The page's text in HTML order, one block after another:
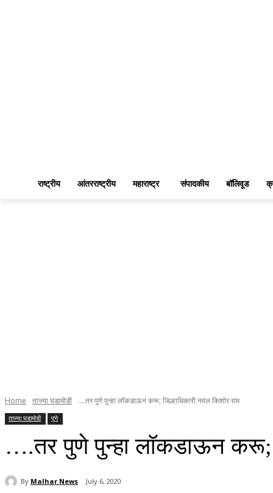
राष्ट्रीय आंतरराष्ट्रीय महाराष्ट्र संपादकीय बॉलिवूड
Home ताज्या घडामोडी ....तर पुणे पुन्हा लॉकडाऊन करू; जिल्हाधिकारी नवल किशोर राम
ताज्या घडामोडी पुणे
….तर पुणे पुन्हा लॉकडाऊन करू;
By Malhar News July 6, 2020